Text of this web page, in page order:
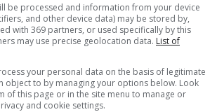
e pranisë së trupave amerikane
NATO përgatiten për samitin e
e ardhshëm në Ankara.
be processed and information from your device
and other device data) may be stored by,
with 369 partners, or used specifically by this
may use precise geolocation data. List of
your personal data on the basis of legitimate
object to by managing your options below. Look
of this page or in the site menu to manage or
and cookie settings.